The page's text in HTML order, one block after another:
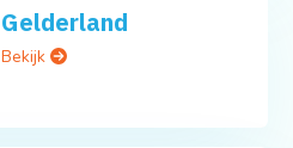
Gelderland
Bekijk